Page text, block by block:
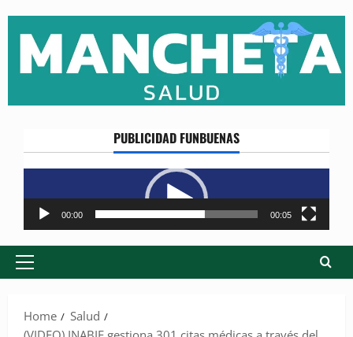
content
PUBLICIDAD FUNBUENAS
Reproductor
de
vídeo
00:00 00:05
Primary
Home
Salud